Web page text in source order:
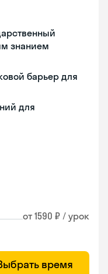
знанием
барьер для
для
от 1590 ₽ / урок
время